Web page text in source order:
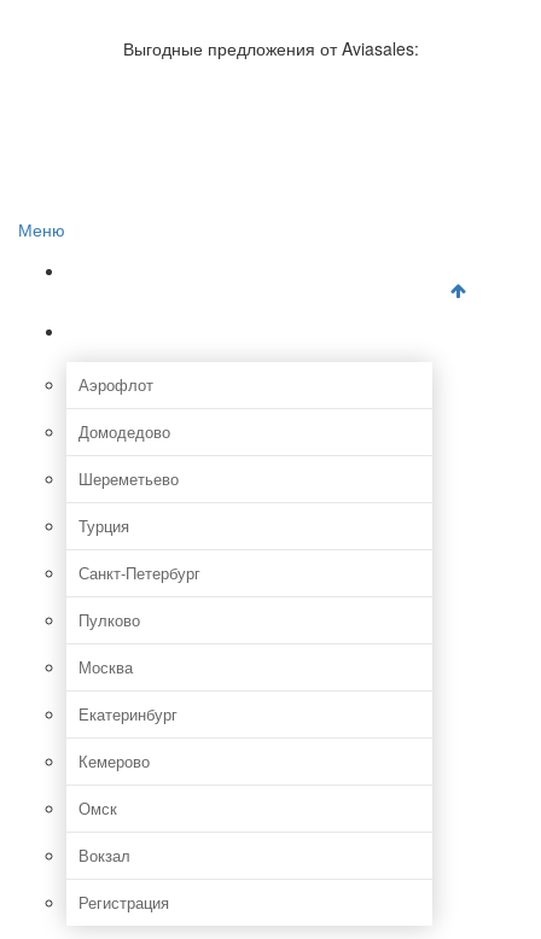
Отзывы об авиакомпаниях
Отзывы об аэропортах
Выгодные предложения от Aviasales:
Меню
Аэрофлот
Домодедово
Шереметьево
Турция
Санкт-Петербург
Пулково
Москва
Екатеринбург
Кемерово
Омск
Вокзал
Регистрация